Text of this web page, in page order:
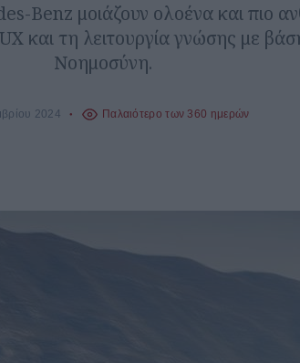
Benz μοιάζουν ολοένα και πιο
και τη λειτουργία γνώσης με
Νοημοσύνη.
2024 Παλαιότερο των 360 ημερών